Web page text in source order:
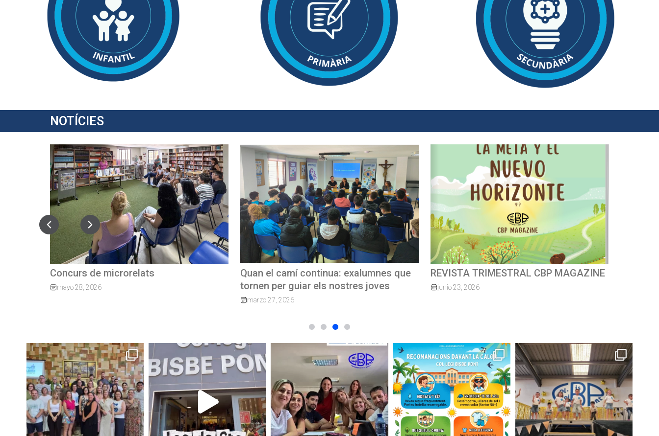
NOTÍCIES
Quan el camí continua: exalumnes que
tornen per guiar els nostres joves
REVISTA TRIMESTRAL CBP MAGAZINE
junio 23, 2026
Cursa escolar solidàriaMossèn
Guillermo 2026